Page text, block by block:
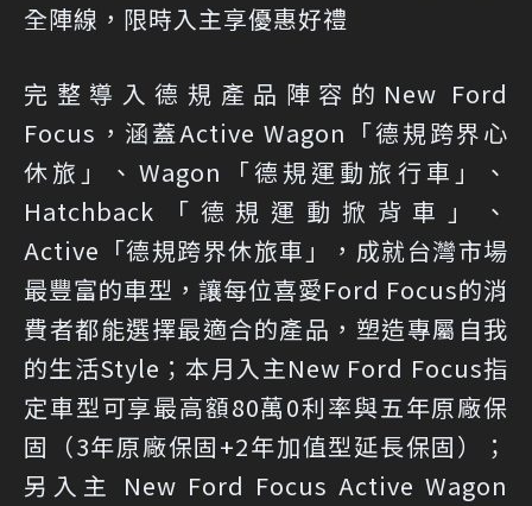
全陣線，限時入主享優惠好禮
完整導入德規產品陣容的New Ford
Focus，涵蓋Active Wagon「德規跨界心
休旅」、Wagon「德規運動旅行車」、
Hatchback「德規運動掀背車」、
Active「德規跨界休旅車」，成就台灣市場
最豐富的車型，讓每位喜愛Ford Focus的消
費者都能選擇最適合的產品，塑造專屬自我
的生活Style；本月入主New Ford Focus指
定車型可享最高額80萬0利率與五年原廠保
固（3年原廠保固+2年加值型延長保固）；
另入主 New Ford Focus Active Wagon